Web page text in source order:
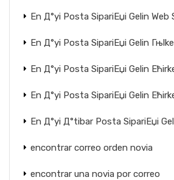
En Д°yi Posta SipariЕџi Gelin Web
En Д°yi Posta SipariЕџi Gelin
En Д°yi Posta SipariЕџi Gelin
En Д°yi Posta SipariЕџi Gelin
En Д°yi Д°tibar Posta SipariЕџi
encontrar correo orden novia
encontrar una novia por correo